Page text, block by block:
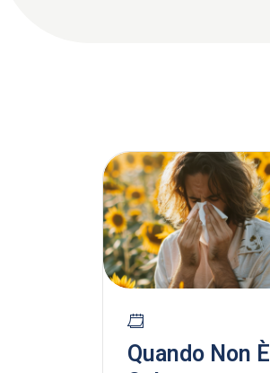
Quando Non È